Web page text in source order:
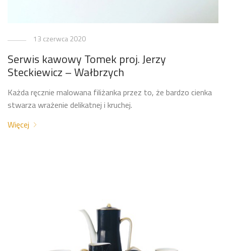
13 czerwca 2020
Serwis kawowy Tomek proj. Jerzy
Steckiewicz – Wałbrzych
Każda ręcznie malowana filiżanka przez to, że bardzo cienka
stwarza wrażenie delikatnej i kruchej.
Więcej